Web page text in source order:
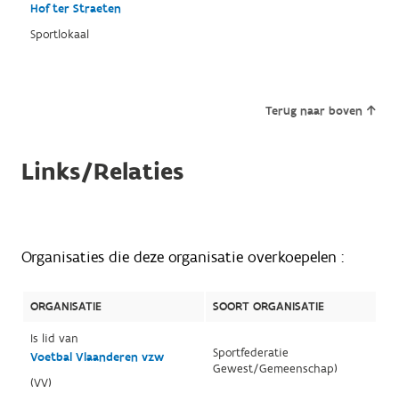
Hof ter Straeten
Sportlokaal
Terug naar boven
Links/Relaties
Organisaties die deze organisatie overkoepelen :
ORGANISATIE
SOORT ORGANISATIE
Is lid van
Voetbal Vlaanderen vzw
(VV)
Sportfederatie
Gewest/Gemeenschap)